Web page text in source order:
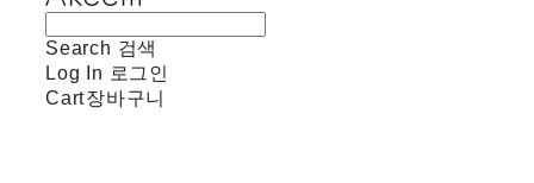
Search 검색
Log In 로그인
Cart장바구니